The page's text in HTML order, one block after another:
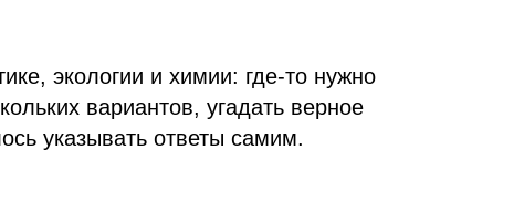
экологии и химии: где-то нужно
вариантов, угадать верное
указывать ответы самим.